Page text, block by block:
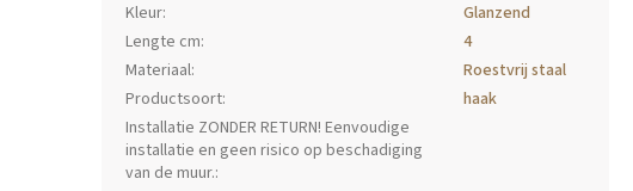
Kleur:
Glanzend
Lengte cm:
4
Materiaal:
Roestvrij staal
Productsoort:
haak
Installatie ZONDER RETURN! Eenvoudige
installatie en geen risico op beschadiging
van de muur.: